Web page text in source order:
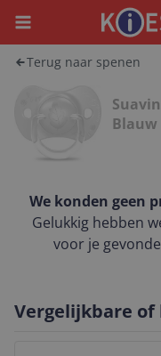
Menu
Terug naar spenen
Blauw
We konden geen
Gelukkig hebben
voor je
Vergelijkbare